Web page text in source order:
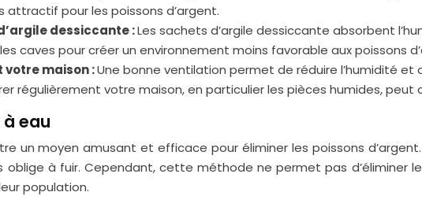
attractif pour les poissons d’argent.
dessiccante :Les sachets d’argile dessiccante absorbent
caves pour créer un environnement moins favorable aux poissons
maison :Une bonne ventilation permet de réduire l’humidité
régulièrement votre maison, en particulier les pièces humides, peut
eau
un moyen amusant et efficace pour éliminer les poissons
oblige à fuir. Cependant, cette méthode ne permet pas d’éliminer
population.